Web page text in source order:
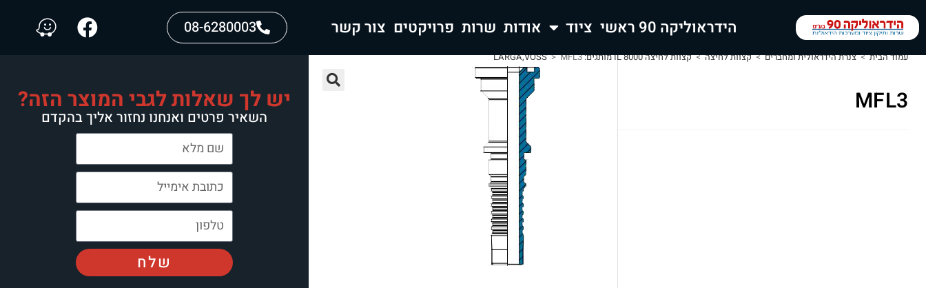
הידראוליקה 90 ראשי ציוד אודות שרות פרויקטים צור קשר 08-6280003
עמוד הבית > צנרת הידראולית ומחברים > קצוות לחיצה > קצוות לחיצה IL 8000 מותגים: LARGA,VOSS > MFL3
MFL3 יש לך שאלות לגבי המוצר הזה?
השאיר פרטים ואנחנו נחזור אליך בהקדם
שלח